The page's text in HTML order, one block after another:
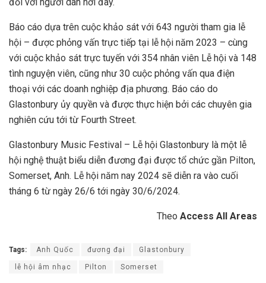
Báo cáo dựa trên cuộc khảo sát với 643 người tham gia lễ
hội – được phỏng vấn trực tiếp tại lễ hội năm 2023 – cùng
với cuộc khảo sát trực tuyến với 354 nhân viên Lễ hội và 148
tình nguyện viên, cũng như 30 cuộc phỏng vấn qua điện
thoại với các doanh nghiệp địa phương. Báo cáo do
Glastonbury ủy quyền và được thực hiện bởi các chuyên gia
nghiên cứu tới từ Fourth Street.
Glastonbury Music Festival – Lễ hội Glastonbury là một lễ
hội nghệ thuật biểu diễn đương đại được tổ chức gần Pilton,
Somerset, Anh. Lễ hội năm nay 2024 sẽ diễn ra vào cuối
tháng 6 từ ngày 26/6 tới ngày 30/6/2024.
Theo Access All Areas
Tags: Anh Quốc đương đại Glastonbury
lễ hội âm nhạc Pilton Somerset